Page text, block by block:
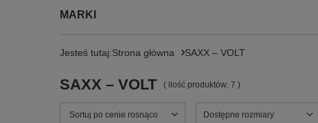
MARKI
Jesteś tutaj:Strona główna SAXX – VOLT
SAXX – VOLT ( ilość produktów: 7 )
Zmień sortowanie
Sortuj po cenie rosnąco Dostępne rozmiary